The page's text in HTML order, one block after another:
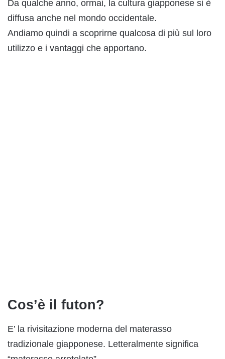
Da qualche anno, ormai, la cultura giapponese si è
diffusa anche nel mondo occidentale.
Andiamo quindi a scoprirne qualcosa di più sul loro
utilizzo e i vantaggi che apportano.
Cos’è il futon?
E’ la rivisitazione moderna del materasso
tradizionale giapponese. Letteralmente significa